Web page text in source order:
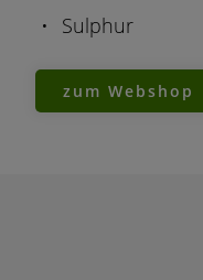
Sulphur
zum Webshop